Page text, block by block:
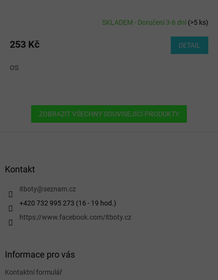
SKLADEM - Doručení 3-6 dní(>5 ks)
253 Kč DETAIL
OS
ZOBRAZIT VŠECHNY SOUVISEJÍCÍ PRODUKTY
Kontakt
itboty@seznam.cz
+420 732 995 273 (16 - 19 hod.)
https://www.facebook.com/itboty.cz
Informace pro vás
Kontaktní formulář